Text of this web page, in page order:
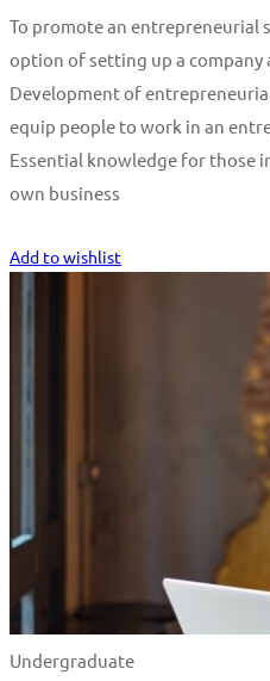
To promote an entrepreneurial
option of setting up a
Development of
equip people to work in an
Essential knowledge for those
own business
Add to wishlist
Undergraduate